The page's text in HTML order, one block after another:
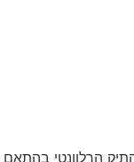
הרלוונטי בהתאם